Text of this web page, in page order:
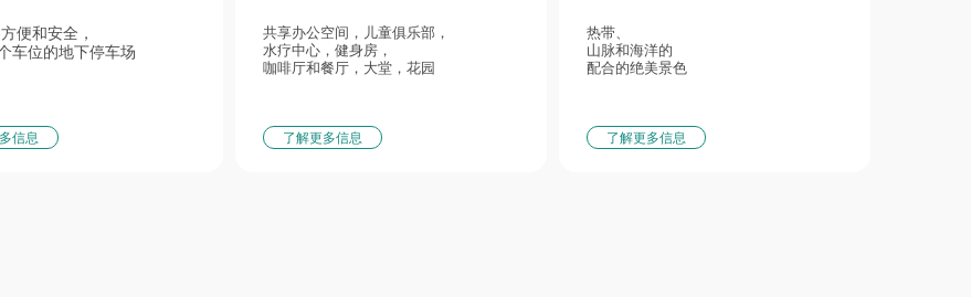
了解更多信息
了解更多信息
信息
热带、
山脉和海洋的
配合的绝美景色
共享办公空间，儿童俱乐部，
水疗中心，健身房，
咖啡厅和餐厅，大堂，花园
便和安全，
车位的地下停车场